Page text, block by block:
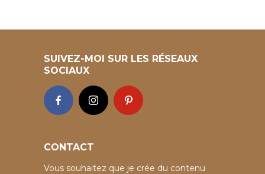
SUIVEZ-MOI SUR LES RÉSEAUX
SOCIAUX
CONTACT
Vous souhaitez que je crée du contenu